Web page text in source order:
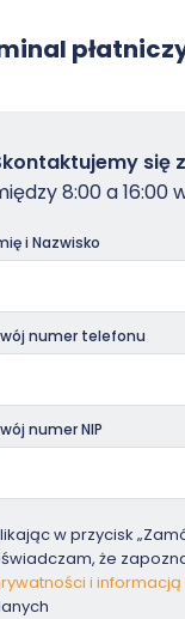
się
8:00 a 16:00
i Nazwisko
numer telefonu
numer NIP
w przycisk
że
i